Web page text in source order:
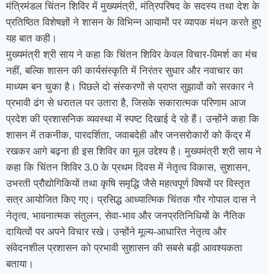
मंत्रिमंडल चिंतन शिविर में मुख्यमंत्री, मंत्रिपरिषद के सदस्य तथा देश के
प्रतिष्ठित विशेषज्ञों ने शासन के विभिन्न आयामों पर व्यापक मंथन करते हुए
यह बात कही।
मुख्यमंत्री श्री साय ने कहा कि चिंतन शिविर केवल विचार-विमर्श का मंच
नहीं, बल्कि शासन की कार्यसंस्कृति में निरंतर सुधार और नवाचार का
माध्यम बन चुका है। पिछले दो संस्करणों से प्राप्त सुझावों को सरकार ने
प्रभावी ढंग से धरातल पर उतारा है, जिसके सकारात्मक परिणाम आज
प्रदेश की प्रशासनिक व्यवस्था में स्पष्ट दिखाई दे रहे हैं। उन्होंने कहा कि
शासन में तकनीक, पारदर्शिता, जवाबदेही और जनसरोकारों को केंद्र में
रखकर आगे बढ़ना ही इस शिविर का मूल उद्देश्य है। मुख्यमंत्री श्री साय ने
कहा कि चिंतन शिविर 3.0 के प्रथम दिवस में नेतृत्व विकास, सुशासन,
उभरती प्रौद्योगिकियों तथा कृषि समृद्धि जैसे महत्वपूर्ण विषयों पर विस्तृत
सत्र आयोजित किए गए। प्रसिद्ध आध्यात्मिक चिंतक गौर गोपाल दास ने
नेतृत्व, भावनात्मक संतुलन, सेवा-भाव और जनप्रतिनिधियों के नैतिक
दायित्वों पर अपने विचार रखे। उन्होंने मूल्य-आधारित नेतृत्व और
संवेदनशील प्रशासन को प्रभावी सुशासन की सबसे बड़ी आवश्यकता
बताया।